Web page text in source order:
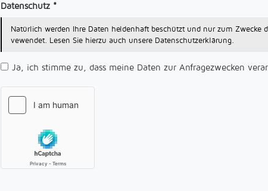
Datenschutz *
Natürlich werden Ihre Daten heldenhaft beschützt und nur zum Zwecke
vewendet. Lesen Sie hierzu auch unsere Datenschutzerklärung.
Ja, ich stimme zu, dass meine Daten zur Anfragezwecken